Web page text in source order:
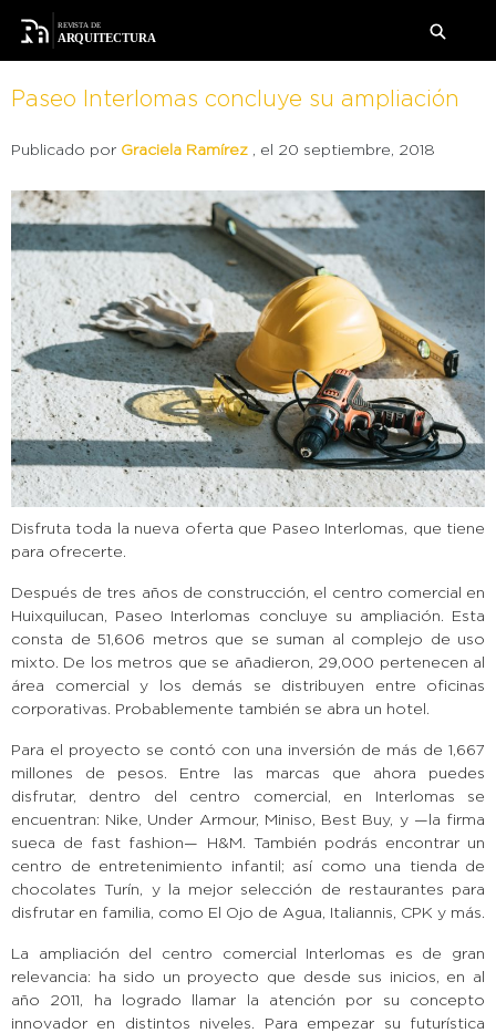
Paseo Interlomas concluye su ampliación
Publicado por Graciela Ramírez , el 20 septiembre, 2018
Disfruta toda la nueva oferta que Paseo Interlomas, que tiene
para ofrecerte.
Después de tres años de construcción, el centro comercial en
Huixquilucan, Paseo Interlomas concluye su ampliación. Esta
consta de 51,606 metros que se suman al complejo de uso
mixto. De los metros que se añadieron, 29,000 pertenecen al
área comercial y los demás se distribuyen entre oficinas
corporativas. Probablemente también se abra un hotel.
Para el proyecto se contó con una inversión de más de 1,667
millones de pesos. Entre las marcas que ahora puedes
disfrutar, dentro del centro comercial, en Interlomas se
encuentran: Nike, Under Armour, Miniso, Best Buy, y —la firma
sueca de fast fashion— H&M. También podrás encontrar un
centro de entretenimiento infantil; así como una tienda de
chocolates Turín, y la mejor selección de restaurantes para
disfrutar en familia, como El Ojo de Agua, Italiannis, CPK y más.
La ampliación del centro comercial Interlomas es de gran
relevancia: ha sido un proyecto que desde sus inicios, en al
año 2011, ha logrado llamar la atención por su concepto
innovador en distintos niveles. Para empezar su futurística